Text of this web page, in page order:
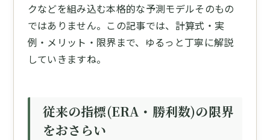
クなどを組み込む本格的な予測モデルそのもの
ではありません。この記事では、計算式・実
例・メリット・限界まで、ゆるっと丁寧に解説
していきますね。
従来の指標(ERA・勝利数)の限界
をおさらい